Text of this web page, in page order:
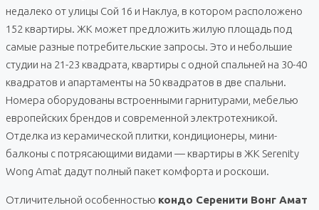
недалеко от улицы Сой 16 и Наклуа, в котором расположено
152 квартиры. ЖК может предложить жилую площадь под
самые разные потребительские запросы. Это и небольшие
студии на 21-23 квадрата, квартиры с одной спальней на 30-40
квадратов и апартаменты на 50 квадратов в две спальни.
Номера оборудованы встроенными гарнитурами, мебелью
европейских брендов и современной электротехникой.
Отделка из керамической плитки, кондиционеры, мини-
балконы с потрясающими видами — квартиры в ЖК Serenity
Wong Amat дадут полный пакет комфорта и роскоши.
Отличительной особенностью кондо Серенити Вонг Амат